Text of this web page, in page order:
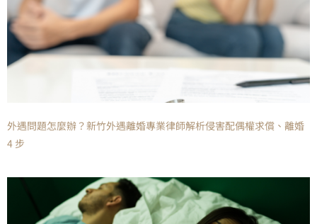
外遇問題怎麼辦？新竹外遇離婚專業律師解析侵害配偶權求償、離婚
4 步